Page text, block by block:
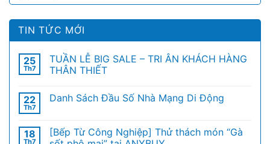
TIN TỨC MỚI
25
Th7
TUẦN LỄ BIG SALE – TRI ÂN KHÁCH HÀNG
THÂN THIẾT
22
Th7
Danh Sách Đầu Số Nhà Mạng Di Động
18
Th7
[Bếp Từ Công Nghiệp] Thử thách món “Gà